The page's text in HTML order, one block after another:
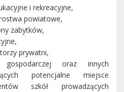
i rekreacyjne,
powiatowe,
zabytków,
prywatni,
gospodarczej oraz innych
potencjalne miejsce
szkół prowadzących